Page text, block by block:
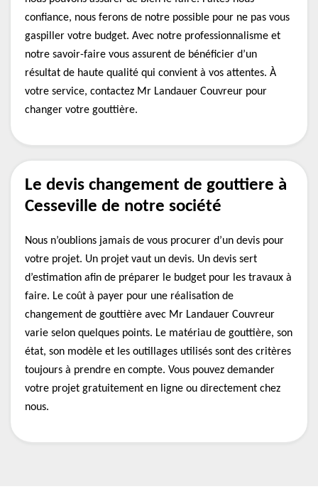
confiance, nous ferons de notre possible pour ne pas vous
gaspiller votre budget. Avec notre professionnalisme et
notre savoir-faire vous assurent de bénéficier d’un
résultat de haute qualité qui convient à vos attentes. À
votre service, contactez Mr Landauer Couvreur pour
changer votre gouttière.
Le devis changement de gouttiere à
Cesseville de notre société
Nous n’oublions jamais de vous procurer d’un devis pour
votre projet. Un projet vaut un devis. Un devis sert
d’estimation afin de préparer le budget pour les travaux à
faire. Le coût à payer pour une réalisation de
changement de gouttière avec Mr Landauer Couvreur
varie selon quelques points. Le matériau de gouttière, son
état, son modèle et les outillages utilisés sont des critères
toujours à prendre en compte. Vous pouvez demander
votre projet gratuitement en ligne ou directement chez
nous.